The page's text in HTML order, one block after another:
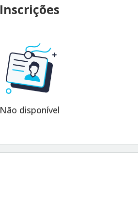
Inscrições
Não disponível